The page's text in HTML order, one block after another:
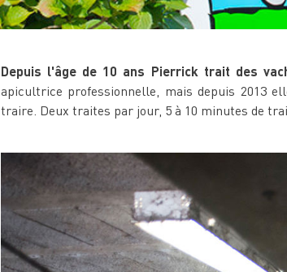
Depuis l'âge de 10 ans Pierrick trait des
apicultrice professionnelle, mais depuis 2013
traire. Deux traites par jour, 5 à 10 minutes de